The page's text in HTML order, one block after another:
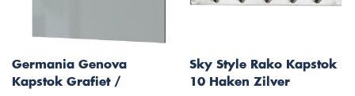
Germania Genova
Kapstok Grafiet /
Sky Style Rako Kapstok
10 Haken Zilver